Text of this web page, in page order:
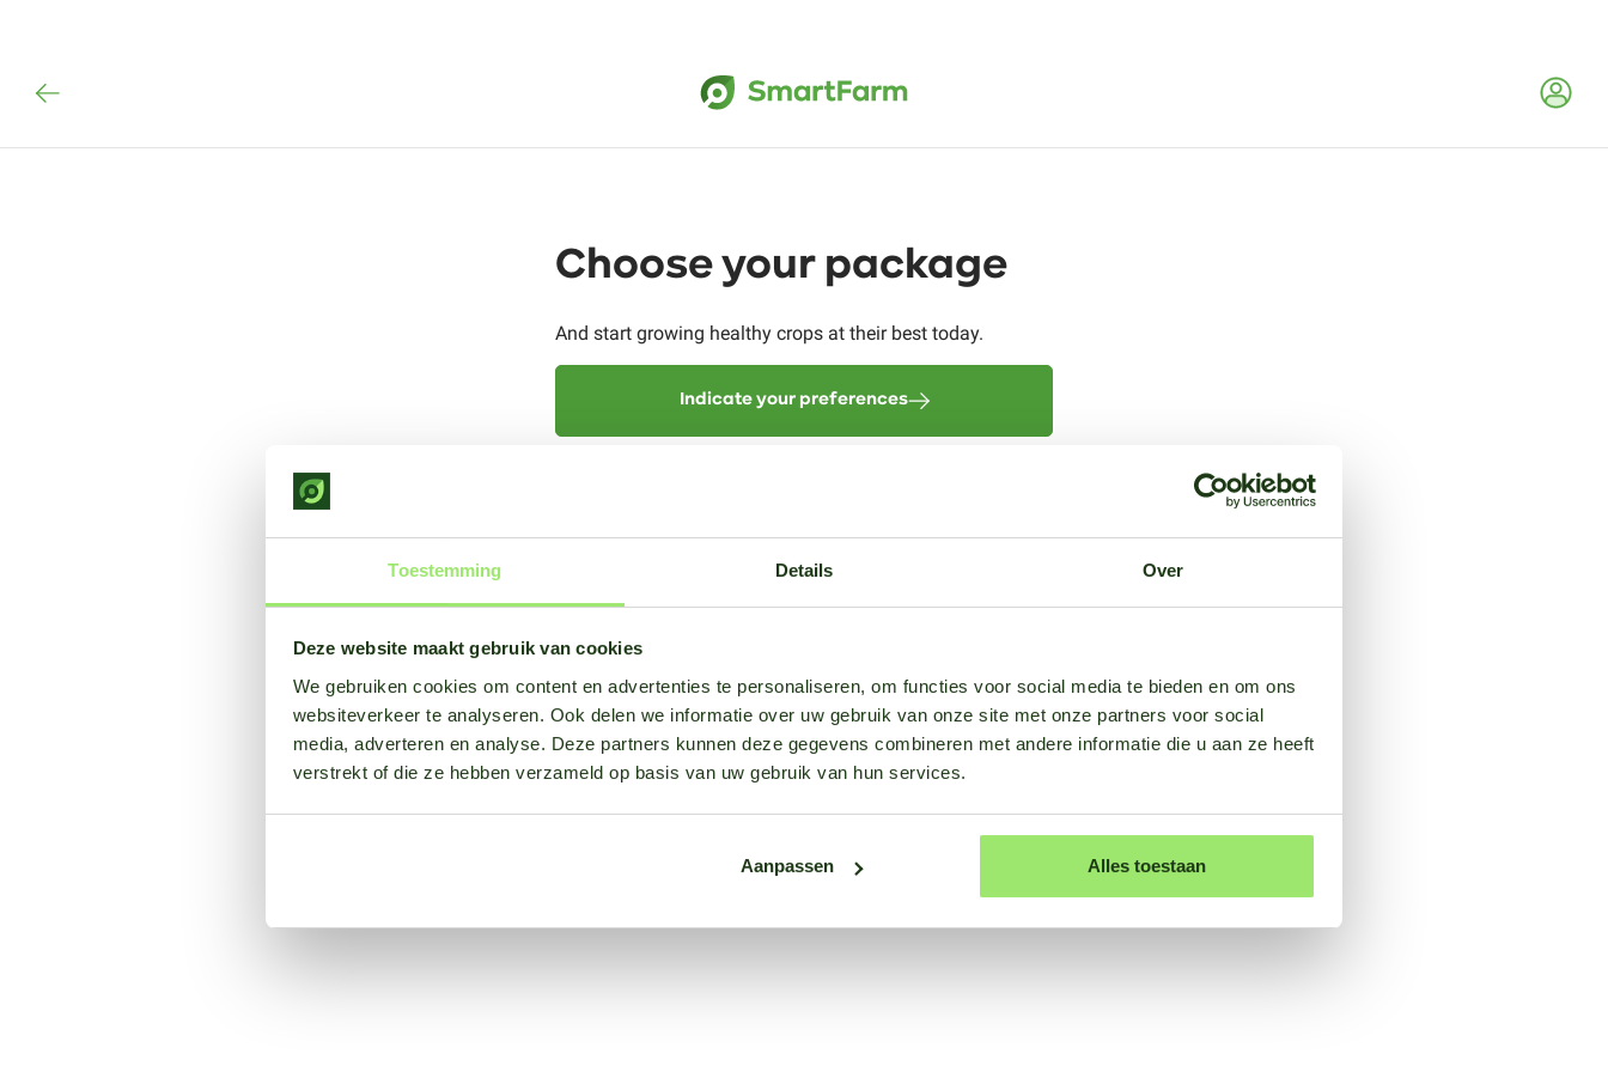
Toestemming Details Over
Deze website maakt gebruik van cookies
We gebruiken cookies om content en advertenties te personaliseren, om functies voor social media te bieden en om ons
websiteverkeer te analyseren. Ook delen we informatie over uw gebruik van onze site met onze partners voor social
media, adverteren en analyse. Deze partners kunnen deze gegevens combineren met andere informatie die u aan ze heeft
verstrekt of die ze hebben verzameld op basis van uw gebruik van hun services.
Aanpassen Alles toestaan
Choose your package
And start growing healthy crops at their best today.
Indicate your preferences